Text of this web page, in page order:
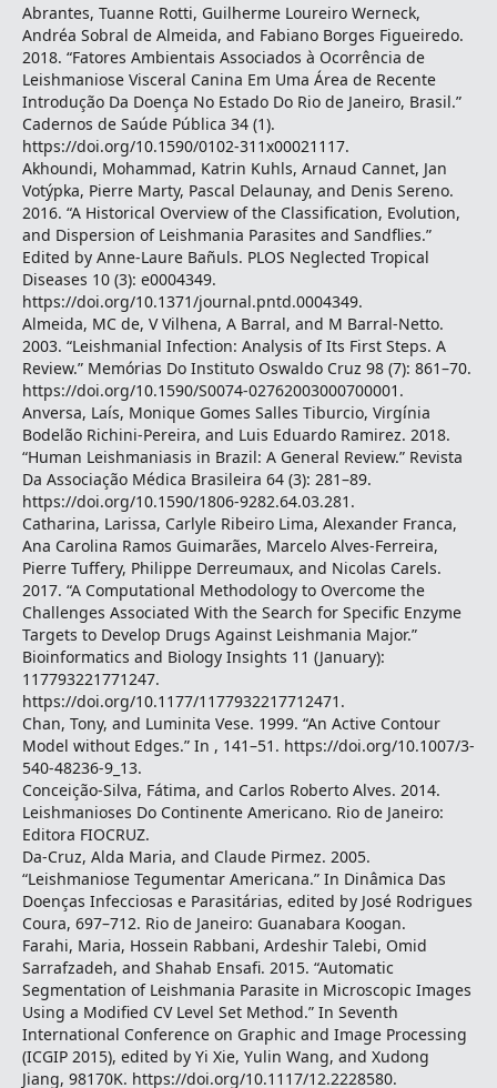
Abrantes, Tuanne Rotti, Guilherme Loureiro Werneck,
Andréa Sobral de Almeida, and Fabiano Borges Figueiredo.
2018. “Fatores Ambientais Associados à Ocorrência de
Leishmaniose Visceral Canina Em Uma Área de Recente
Introdução Da Doença No Estado Do Rio de Janeiro, Brasil.”
Cadernos de Saúde Pública 34 (1).
https://doi.org/10.1590/0102-311x00021117.
Akhoundi, Mohammad, Katrin Kuhls, Arnaud Cannet, Jan
Votýpka, Pierre Marty, Pascal Delaunay, and Denis Sereno.
2016. “A Historical Overview of the Classification, Evolution,
and Dispersion of Leishmania Parasites and Sandflies.”
Edited by Anne-Laure Bañuls. PLOS Neglected Tropical
Diseases 10 (3): e0004349.
https://doi.org/10.1371/journal.pntd.0004349.
Almeida, MC de, V Vilhena, A Barral, and M Barral-Netto.
2003. “Leishmanial Infection: Analysis of Its First Steps. A
Review.” Memórias Do Instituto Oswaldo Cruz 98 (7): 861–70.
https://doi.org/10.1590/S0074-02762003000700001.
Anversa, Laís, Monique Gomes Salles Tiburcio, Virgínia
Bodelão Richini-Pereira, and Luis Eduardo Ramirez. 2018.
“Human Leishmaniasis in Brazil: A General Review.” Revista
Da Associação Médica Brasileira 64 (3): 281–89.
https://doi.org/10.1590/1806-9282.64.03.281.
Catharina, Larissa, Carlyle Ribeiro Lima, Alexander Franca,
Ana Carolina Ramos Guimarães, Marcelo Alves-Ferreira,
Pierre Tuffery, Philippe Derreumaux, and Nicolas Carels.
2017. “A Computational Methodology to Overcome the
Challenges Associated With the Search for Specific Enzyme
Targets to Develop Drugs Against Leishmania Major.”
Bioinformatics and Biology Insights 11 (January):
117793221771247.
https://doi.org/10.1177/1177932217712471.
Chan, Tony, and Luminita Vese. 1999. “An Active Contour
Model without Edges.” In , 141–51. https://doi.org/10.1007/3-
540-48236-9_13.
Conceição-Silva, Fátima, and Carlos Roberto Alves. 2014.
Leishmanioses Do Continente Americano. Rio de Janeiro:
Editora FIOCRUZ.
Da-Cruz, Alda Maria, and Claude Pirmez. 2005.
“Leishmaniose Tegumentar Americana.” In Dinâmica Das
Doenças Infecciosas e Parasitárias, edited by José Rodrigues
Coura, 697–712. Rio de Janeiro: Guanabara Koogan.
Farahi, Maria, Hossein Rabbani, Ardeshir Talebi, Omid
Sarrafzadeh, and Shahab Ensafi. 2015. “Automatic
Segmentation of Leishmania Parasite in Microscopic Images
Using a Modified CV Level Set Method.” In Seventh
International Conference on Graphic and Image Processing
(ICGIP 2015), edited by Yi Xie, Yulin Wang, and Xudong
Jiang, 98170K. https://doi.org/10.1117/12.2228580.